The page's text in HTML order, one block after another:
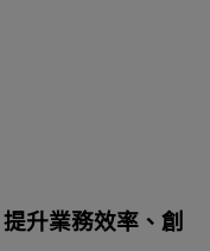
升業務效率、創